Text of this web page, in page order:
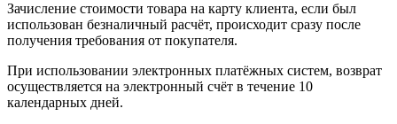
Зачисление стоимости товара на карту клиента, если был
использован безналичный расчёт, происходит сразу после
получения требования от покупателя.
При использовании электронных платёжных систем, возврат
осуществляется на электронный счёт в течение 10
календарных дней.